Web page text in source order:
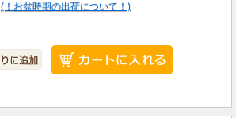
(！お盆時期の出荷について！)